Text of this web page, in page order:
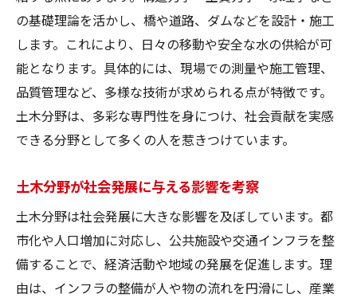
工学基礎が土木技術の土台となる仕組み
土木における工学基礎の具体的な活用例
基礎理論を現場で活かすための土木の工夫
工学全般の基礎が土木分野に与える影響
土木工学者に求められる工学基礎の重要性
工学基礎を応用した土木実践力の高め方
課題解決力が求められる土木分野の特徴
現場対応力を発揮する土木技術者の素質
土木工学で活躍する人に共通する資質
の基礎理論を活かし、橋や道路、ダムなどを設計・施工
します。これにより、日々の移動や安全な水の供給が可
能となります。具体的には、現場での測量や施工管理、
品質管理など、多様な技術が求められる点が特徴です。
土木分野は、多彩な専門性を身につけ、社会貢献を実感
できる分野として多くの人を惹きつけています。
土木分野が社会発展に与える影響を考察
土木分野は社会発展に大きな影響を及ぼしています。都
市化や人口増加に対応し、公共施設や交通インフラを整
備することで、経済活動や地域の発展を促進します。理
由は、インフラの整備が人や物の流れを円滑にし、産業